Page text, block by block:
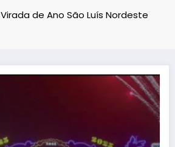
Virada de Ano São Luís Nordeste